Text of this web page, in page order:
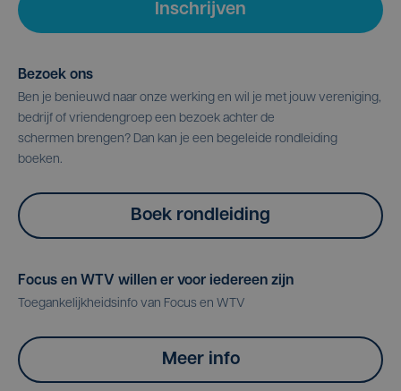
Inschrijven
Bezoek ons
Ben je benieuwd naar onze werking en wil je met jouw vereniging,
bedrijf of vriendengroep een bezoek achter de
schermen brengen? Dan kan je een begeleide rondleiding
boeken.
Boek rondleiding
Focus en WTV willen er voor iedereen zijn
Toegankelijkheidsinfo van Focus en WTV
Meer info